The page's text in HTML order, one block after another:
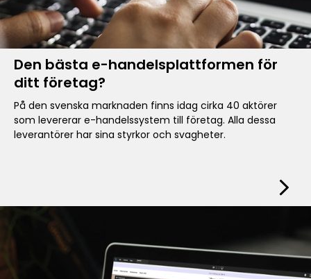
Den bästa e-handelsplattformen för
ditt företag?
På den svenska marknaden finns idag cirka 40 aktörer
som levererar e-handelssystem till företag. Alla dessa
leverantörer har sina styrkor och svagheter.